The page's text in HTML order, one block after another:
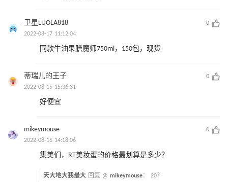
卫星LUOLA818
0
2022-08-17 11:12:04
同款牛油果膳魔师750ml，150包，现货
蒂瑞儿的王子
0
2022-08-15 15:36:31
好便宜
mikeymouse
0
2022-08-15 14:18:06
集美们，RT美妆蛋的价格最划算是多少？
天大地大我最大 回复 @ mikeymouse： 20？